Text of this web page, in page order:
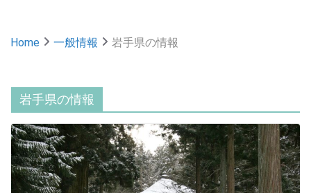
Home 一般情報 岩手県の情報
岩手県の情報